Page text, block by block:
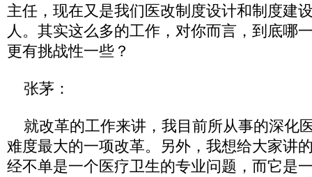
主任，现在又是我们医改制度设计和制度建
人。其实这么多的工作，对你而言，到底哪
更有挑战性一些？
张茅：
就改革的工作来讲，我目前所从事的深化
难度最大的一项改革。另外，我想给大家讲
经不单是一个医疗卫生的专业问题，而它是